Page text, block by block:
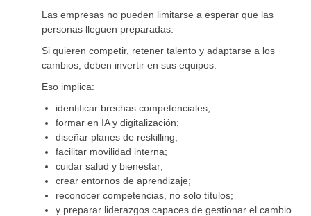
Las empresas no pueden limitarse a esperar que las
personas lleguen preparadas.
Si quieren competir, retener talento y adaptarse a los
cambios, deben invertir en sus equipos.
Eso implica:
identificar brechas competenciales;
formar en IA y digitalización;
diseñar planes de reskilling;
facilitar movilidad interna;
cuidar salud y bienestar;
crear entornos de aprendizaje;
reconocer competencias, no solo títulos;
y preparar liderazgos capaces de gestionar el cambio.